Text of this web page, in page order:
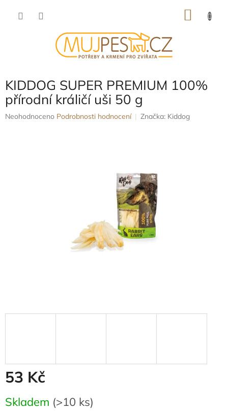
KIDDOG SUPER PREMIUM 100%
přírodní králičí uši 50 g
Průměrné
Neohodnoceno Podrobnosti hodnocení Značka: Kiddog
53 Kč
cena:
Skladem (>10 ks)